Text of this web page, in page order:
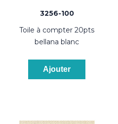
3256-100
toile à compter 20pts
bellana blanc
Ajouter